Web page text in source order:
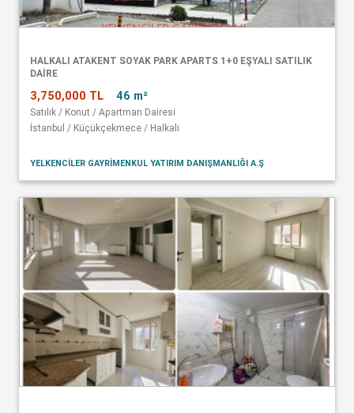
HALKALI ATAKENT SOYAK PARK APARTS 1+0 EŞYALI SATILIK
DAİRE
3,750,000 TL 46 m²
Satılık / Konut / Apartman Dairesi
İstanbul / Küçükçekmece / Halkalı
YELKENCİLER GAYRİMENKUL YATIRIM DANIŞMANLIĞI A.Ş